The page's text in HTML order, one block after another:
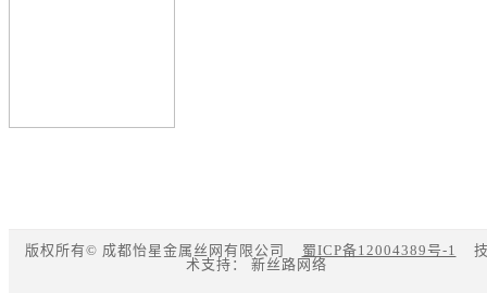
版权所有© 成都怡星金属丝网有限公司 蜀ICP备12004389号-1
术支持： 新丝路网络